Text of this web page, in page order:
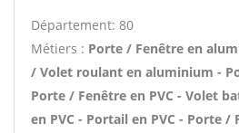
Département: 80
Métiers : Porte / Fenêtre en
/ Volet roulant en aluminium -
Porte / Fenêtre en PVC - Volet
en PVC - Portail en PVC - Porte